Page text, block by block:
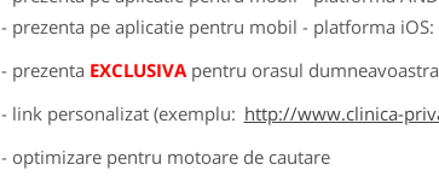
- prezenta pe aplicatie pentru mobil - platforma iOS:
- prezenta EXCLUSIVApentru orasul
- link personalizat (exemplu: http://www.clinica-
- optimizare pentru motoare de cautare